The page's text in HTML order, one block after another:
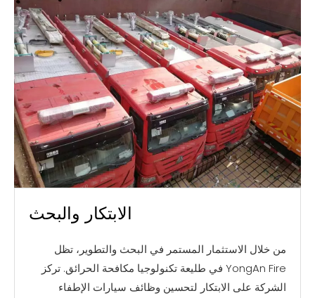
الابتكار والبحث
من خلال الاستثمار المستمر في البحث والتطوير، تظل
YongAn Fire في طليعة تكنولوجيا مكافحة الحرائق. تركز
الشركة على الابتكار لتحسين وظائف سيارات الإطفاء